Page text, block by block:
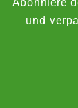
Zubehör)
Abonniere
und